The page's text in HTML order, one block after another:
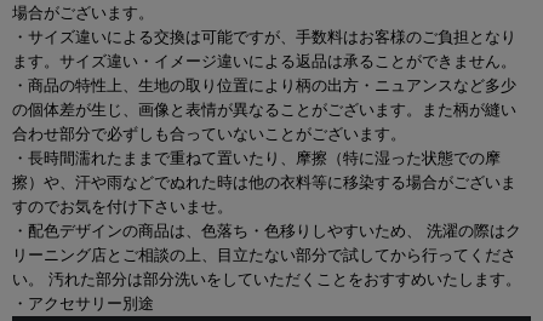
場合がございます。
・サイズ違いによる交換は可能ですが、手数料はお客様のご負担となり
ます。サイズ違い・イメージ違いによる返品は承ることができません。
・商品の特性上、生地の取り位置により柄の出方・ニュアンスなど多少
の個体差が生じ、画像と表情が異なることがございます。また柄が縫い
合わせ部分で必ずしも合っていないことがございます。
・長時間濡れたままで重ねて置いたり、摩擦（特に湿った状態での摩
擦）や、汗や雨などでぬれた時は他の衣料等に移染する場合がございま
すのでお気を付け下さいませ。
・配色デザインの商品は、色落ち・色移りしやすいため、 洗濯の際はク
リーニング店とご相談の上、目立たない部分で試してから行ってくださ
い。 汚れた部分は部分洗いをしていただくことをおすすめいたします。
・アクセサリー別途